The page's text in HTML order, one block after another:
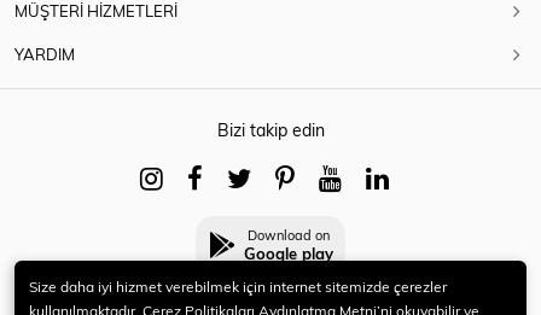
MÜŞTERİ HİZMETLERİ
YARDIM
Bizi takip edin
Download on
Google play
Size daha iyi hizmet verebilmek için internet sitemizde çerezler
kullanılmaktadır. Çerez Politikaları Aydınlatma Metni’ni okuyabilir ve